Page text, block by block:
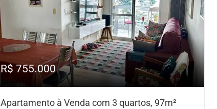
R$ 755.000
Apartamento à Venda com 3 quartos, 97m²